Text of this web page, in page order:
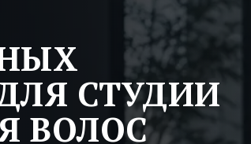
СТУДИИ
ВОЛОС